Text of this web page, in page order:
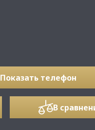
Показать телефон
В